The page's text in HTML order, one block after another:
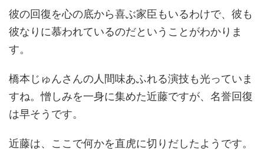
彼の回復を心の底から喜ぶ家臣もいるわけで、彼も
彼なりに慕われているのだということがわかりま
す。
橋本じゅんさんの人間味あふれる演技も光っていま
すね。憎しみを一身に集めた近藤ですが、名誉回復
は早そうです。
近藤は、ここで何かを直虎に切りだしたようです。